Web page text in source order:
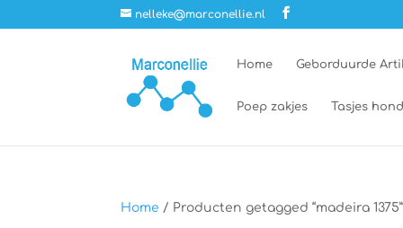
nelleke@marconellie.nl
Home Geborduurde
Poep zakjes Tasjes
Home / Producten getagged “madeira 1375”